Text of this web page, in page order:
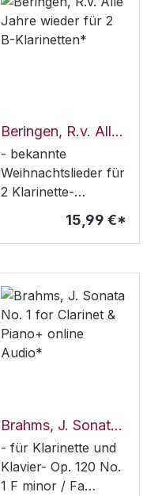
Beringen, R.v. Alle Jahre wieder für 2 B-Klarinetten*
- bekannte
Weihnachtslieder für
2 Klarinette-
Schwierigkeitsgrad
1-2- spielbar für alle
Klarinetten
15,99 €*
Brahms, J. Sonata No. 1 for Clarinet & Piano+ online Audio*
- für Klarinette und
Klavier- Op. 120 No.
1 F minor / Fa